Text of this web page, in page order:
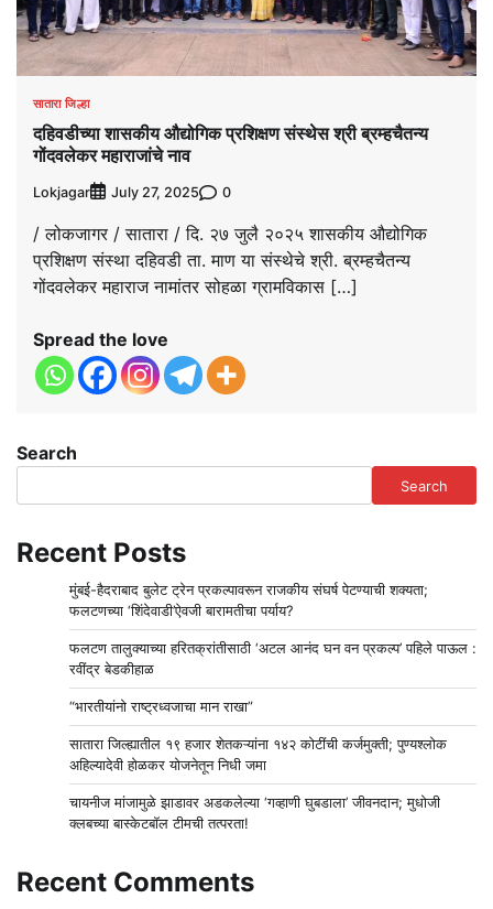
सातारा जिल्हा
दहिवडीच्या शासकीय औद्योगिक प्रशिक्षण संस्थेस श्री ब्रम्हचैतन्य
गोंदवलेकर महाराजांचे नाव
Lokjagar July 27, 2025 0
/ लोकजागर / सातारा / दि. २७ जुलै २०२५ शासकीय औद्योगिक
प्रशिक्षण संस्था दहिवडी ता. माण या संस्थेचे श्री. ब्रम्हचैतन्य
गोंदवलेकर महाराज नामांतर सोहळा ग्रामविकास […]
Spread the love
Search
Search
Recent Posts
मुंबई-हैदराबाद बुलेट ट्रेन प्रकल्पावरून राजकीय संघर्ष पेटण्याची शक्यता;
फलटणच्या ‘शिंदेवाडी’ऐवजी बारामतीचा पर्याय?
फलटण तालुक्याच्या हरितक्रांतीसाठी ‘अटल आनंद घन वन प्रकल्प’ पहिले पाऊल :
रवींद्र बेडकीहाळ
“भारतीयांनो राष्ट्रध्वजाचा मान राखा”
सातारा जिल्ह्यातील १९ हजार शेतकऱ्यांना १४२ कोटींची कर्जमुक्ती; पुण्यश्लोक
अहिल्यादेवी होळकर योजनेतून निधी जमा
चायनीज मांजामुळे झाडावर अडकलेल्या ‘गव्हाणी घुबडाला’ जीवनदान; मुधोजी
क्लबच्या बास्केटबॉल टीमची तत्परता!
Recent Comments